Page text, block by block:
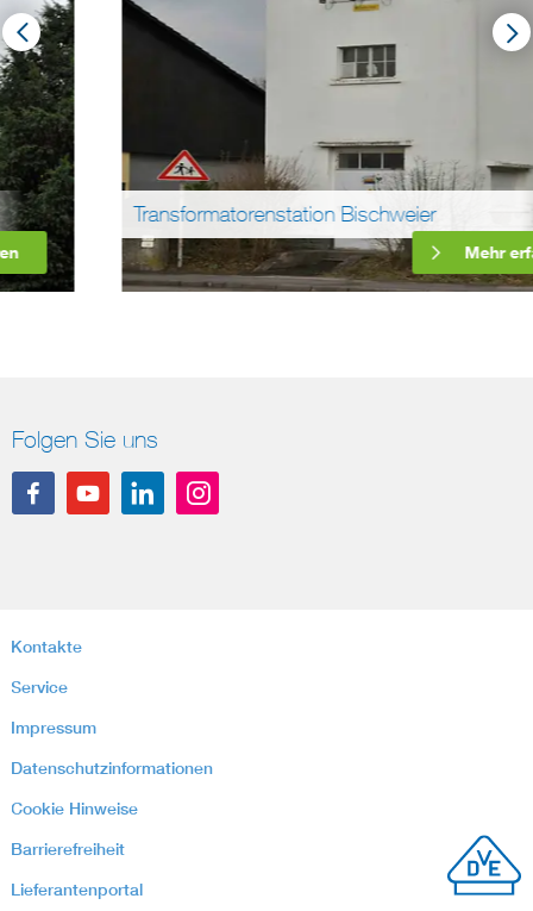
Transformatorenstation Bischweier
Mehr erfahren
Folgen Sie uns
Kontakte
Service
Impressum
Datenschutzinformationen
Cookie Hinweise
Barrierefreiheit
Lieferantenportal